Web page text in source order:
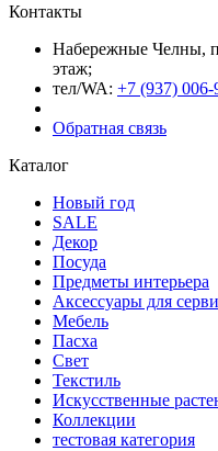
Контакты
Набережные Челны,
этаж;
тел/WA: +7 (937) 006-
Обратная связь
Каталог
Новый год
SALE
Декор
Посуда
Предметы интерьера
Аксессуары для
Мебель
Пасха
Свет
Текстиль
Искусственные
Коллекции
тестовая категория